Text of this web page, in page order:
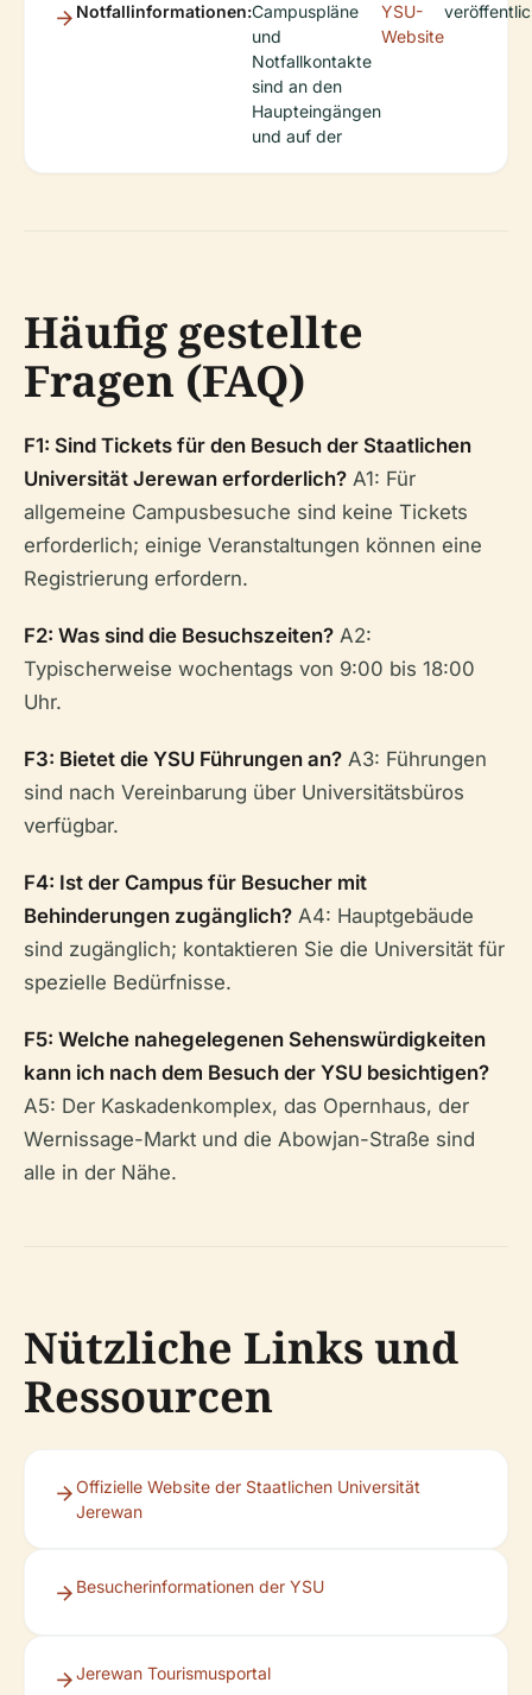
Notfallinformationen:Campuspläne
und
Notfallkontakte
sind an den
Haupteingängen
und auf der
YSU-
Website
Häufig gestellte
Fragen (FAQ)
F1: Sind Tickets für den Besuch der Staatlichen
Universität Jerewan erforderlich? A1: Für
allgemeine Campusbesuche sind keine Tickets
erforderlich; einige Veranstaltungen können eine
Registrierung erfordern.
F2: Was sind die Besuchszeiten? A2:
Typischerweise wochentags von 9:00 bis 18:00
Uhr.
F3: Bietet die YSU Führungen an? A3: Führungen
sind nach Vereinbarung über Universitätsbüros
verfügbar.
F4: Ist der Campus für Besucher mit
Behinderungen zugänglich? A4: Hauptgebäude
sind zugänglich; kontaktieren Sie die Universität für
spezielle Bedürfnisse.
F5: Welche nahegelegenen Sehenswürdigkeiten
kann ich nach dem Besuch der YSU besichtigen?
A5: Der Kaskadenkomplex, das Opernhaus, der
Wernissage-Markt und die Abowjan-Straße sind
alle in der Nähe.
Nützliche Links und
Ressourcen
Offizielle Website der Staatlichen Universität
Jerewan
Besucherinformationen der YSU
Jerewan Tourismusportal